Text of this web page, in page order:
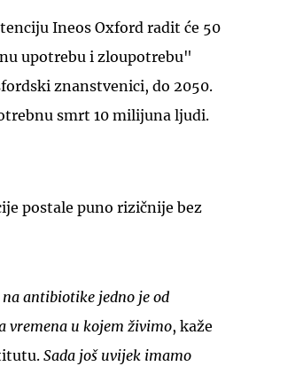
Ineos Oxford radit će 50
upotrebu i zloupotrebu"
znanstvenici, do 2050.
smrt 10 milijuna ljudi.
postale puno rizičnije bez
antibiotike jedno je od
vremena u kojem živimo, kaže
Sada još uvijek imamo